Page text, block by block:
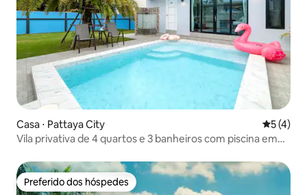
Casa ⋅ Pattaya City 5 de
5 (4)
Vila privativa de 4 quartos e 3 banheiros com piscina em
Preferido dos hóspedes
Preferido dos hóspedes